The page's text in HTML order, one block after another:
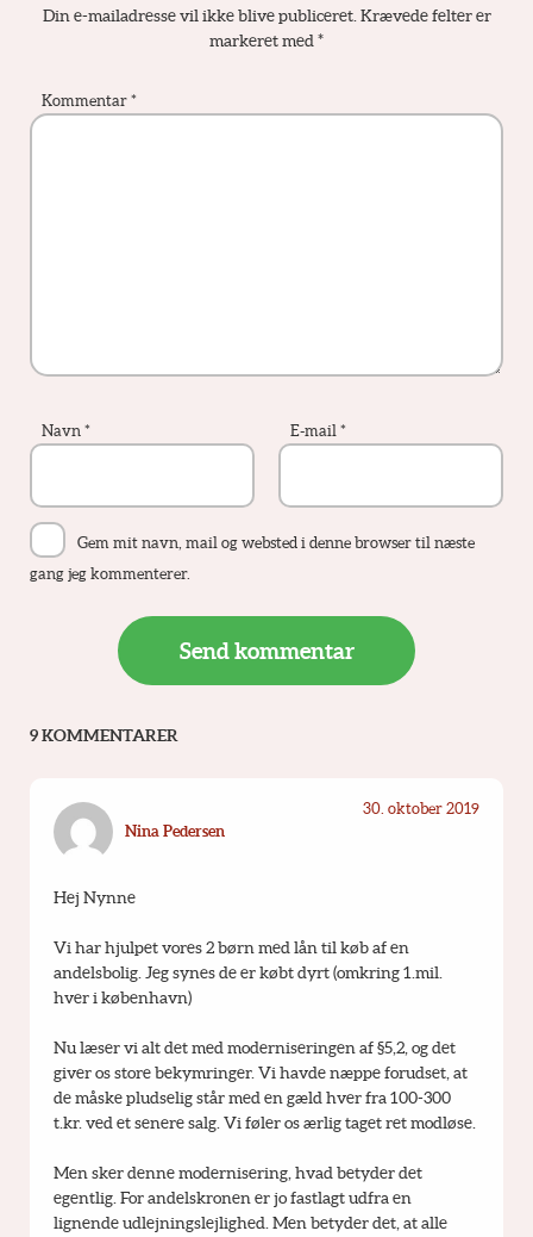
Din e-mailadresse vil ikke blive publiceret. Krævede felter er
markeret med*
Kommentar *
Navn * E-mail *
Gem mit navn, mail og websted i denne browser til næste
gang jeg kommenterer.
9 KOMMENTARER
Nina Pedersen
30. oktober 2019
Hej Nynne
Vi har hjulpet vores 2 børn med lån til køb af en
andelsbolig. Jeg synes de er købt dyrt (omkring 1.mil.
hver i københavn)
Nu læser vi alt det med moderniseringen af §5,2, og det
giver os store bekymringer. Vi havde næppe forudset, at
de måske pludselig står med en gæld hver fra 100-300
t.kr. ved et senere salg. Vi føler os ærlig taget ret modløse.
Men sker denne modernisering, hvad betyder det
egentlig. For andelskronen er jo fastlagt udfra en
lignende udlejningslejlighed. Men betyder det, at alle